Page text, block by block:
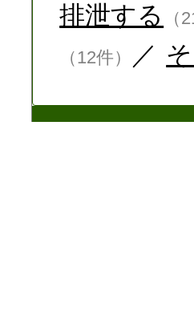
排泄する
（
（12件） ／